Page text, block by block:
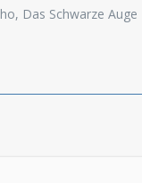
Das Schwarze Auge